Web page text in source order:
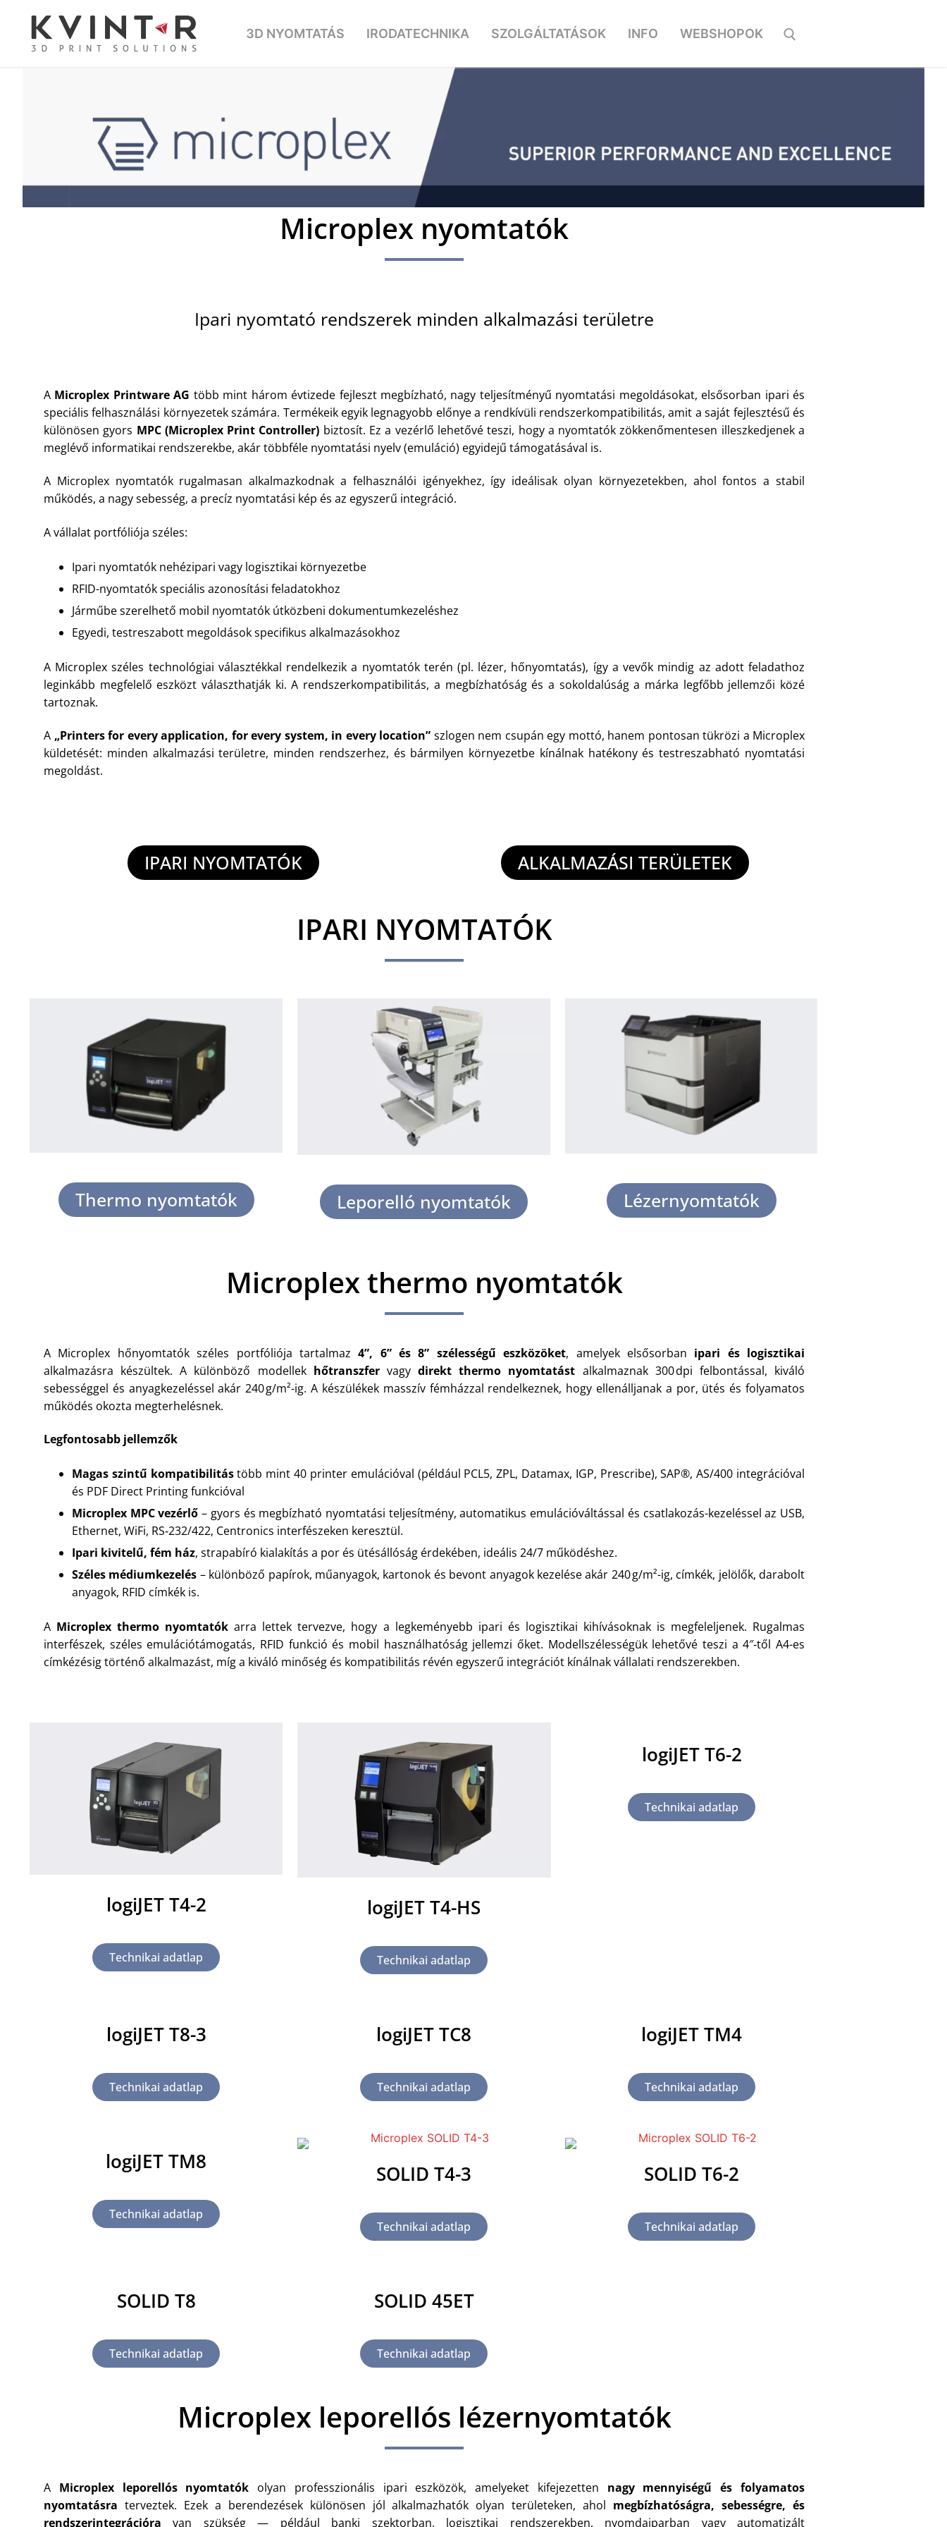
3D NYOMTATÁS IRODATECHNIKA SZOLGÁLTATÁSOK INFO WEBSHOPOK
Microplex nyomtatók
Ipari nyomtató rendszerek minden alkalmazási területre
A Microplex Printware AG több mint három évtizede fejleszt megbízható, nagy teljesítményű nyomtatási megoldásokat, elsősorban ipari és
speciális felhasználási környezetek számára. Termékeik egyik legnagyobb előnye a rendkívüli rendszerkompatibilitás, amit a saját fejlesztésű és
különösen gyors MPC (Microplex Print Controller) biztosít. Ez a vezérlő lehetővé teszi, hogy a nyomtatók zökkenőmentesen illeszkedjenek a
meglévő informatikai rendszerekbe, akár többféle nyomtatási nyelv (emuláció) egyidejű támogatásával is.
A Microplex nyomtatók rugalmasan alkalmazkodnak a felhasználói igényekhez, így ideálisak olyan környezetekben, ahol fontos a stabil
működés, a nagy sebesség, a precíz nyomtatási kép és az egyszerű integráció.
A vállalat portfóliója széles:
Ipari nyomtatók nehézipari vagy logisztikai környezetbe
RFID-nyomtatók speciális azonosítási feladatokhoz
Járműbe szerelhető mobil nyomtatók útközbeni dokumentumkezeléshez
Egyedi, testreszabott megoldások specifikus alkalmazásokhoz
A Microplex széles technológiai választékkal rendelkezik a nyomtatók terén (pl. lézer, hőnyomtatás), így a vevők mindig az adott feladathoz
leginkább megfelelő eszközt választhatják ki. A rendszerkompatibilitás, a megbízhatóság és a sokoldalúság a márka legfőbb jellemzői közé
tartoznak.
A „Printers for every application, for every system, in every location” szlogen nem csupán egy mottó, hanem pontosan tükrözi a Microplex
küldetését: minden alkalmazási területre, minden rendszerhez, és bármilyen környezetbe kínálnak hatékony és testreszabható nyomtatási
megoldást.
IPARI NYOMTATÓK ALKALMAZÁSI TERÜLETEK
IPARI NYOMTATÓK
Thermo nyomtatók Leporelló nyomtatók Lézernyomtatók
Microplex thermo nyomtatók
A Microplex hőnyomtatók széles portfóliója tartalmaz4”, 6” és 8” szélességű eszközöket, amelyek elsősorban ipari és logisztikai
alkalmazásra készültek. A különböző modellek hőtranszfer vagydirekt thermo nyomtatást alkalmaznak 300 dpi felbontással, kiváló
sebességgel és anyagkezeléssel akár 240 g/m²-ig. A készülékek masszív fémházzal rendelkeznek, hogy ellenálljanak a por, ütés és folyamatos
működés okozta megterhelésnek.
Legfontosabb jellemzők
Magas szintű kompatibilitástöbb mint 40 printer emulációval (például PCL5, ZPL, Datamax, IGP, Prescribe), SAP®, AS/400 integrációval
és PDF Direct Printing funkcióval
Microplex MPC vezérlő – gyors és megbízható nyomtatási teljesítmény, automatikus emulációváltással és csatlakozás-kezeléssel az USB,
Ethernet, WiFi, RS‑232/422, Centronics interfészeken keresztül.
Ipari kivitelű, fém ház, strapabíró kialakítás a por és ütésállóság érdekében, ideális 24/7 működéshez.
Széles médiumkezelés – különböző papírok, műanyagok, kartonok és bevont anyagok kezelése akár 240 g/m²-ig, címkék, jelölők, darabolt
anyagok, RFID címkék is.
A Microplex thermo nyomtatók arra lettek tervezve, hogy a legkeményebb ipari és logisztikai kihívásoknak is megfeleljenek. Rugalmas
interfészek, széles emulációtámogatás, RFID funkció és mobil használhatóság jellemzi őket. Modellszélességük lehetővé teszi a 4″‑től A4-es
címkézésig történő alkalmazást, míg a kiváló minőség és kompatibilitás révén egyszerű integrációt kínálnak vállalati rendszerekben.
logiJET T4-2
Technikai adatlap
logiJET T4-HS
Technikai adatlap
logiJET T6-2
Technikai adatlap
logiJET T8-3
Technikai adatlap
logiJET TC8
Technikai adatlap
logiJET TM4
Technikai adatlap
logiJET TM8
Technikai adatlap
SOLID T4-3
Technikai adatlap
SOLID T6-2
Technikai adatlap
SOLID T8
Technikai adatlap
SOLID 45ET
Technikai adatlap
Microplex leporellós lézernyomtatók
A Microplex leporellós nyomtatók olyan professzionális ipari eszközök, amelyeket kifejezetten nagy mennyiségű és folyamatos
nyomtatásra terveztek. Ezek a berendezések különösen jól alkalmazhatók olyan területeken, ahol megbízhatóságra, sebességre, és
rendszerintegrációra van szükség — például banki szektorban, logisztikai rendszerekben, nyomdaiparban vagy automatizált